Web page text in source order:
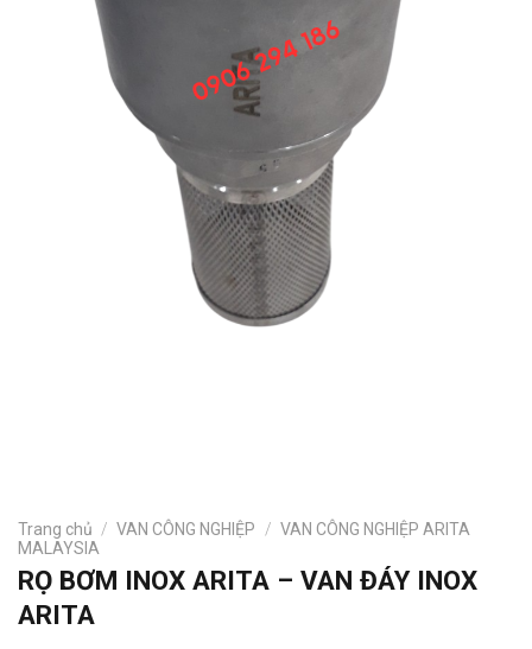
Trang chủ / VAN CÔNG NGHIỆP / VAN CÔNG NGHIỆP ARITA
MALAYSIA
RỌ BƠM INOX ARITA – VAN ĐÁY INOX
ARITA